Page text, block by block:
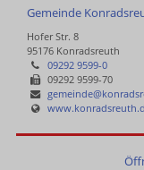
Gemeinde
Hofer Str. 8
95176 Konradsreuth
09292 9599-0
09292 9599-70